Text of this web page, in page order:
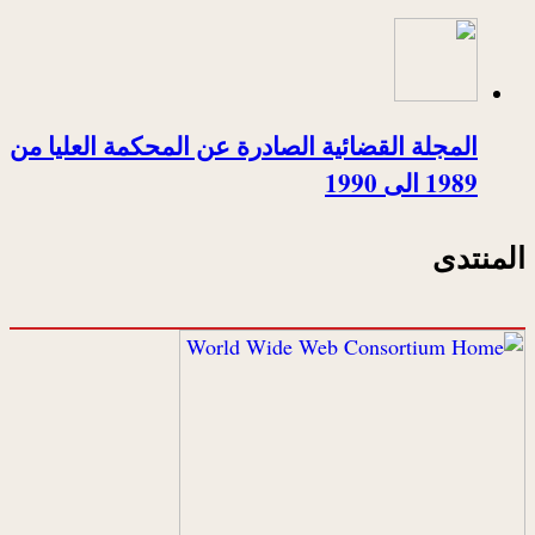
المجلة القضائية الصادرة عن المحكمة العليا من
1989 الى 1990
المنتدى